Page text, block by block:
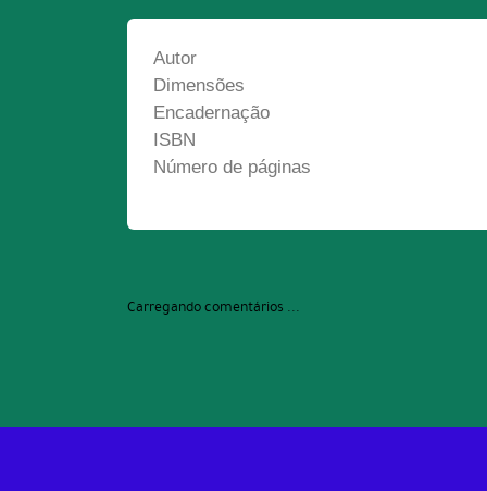
Autor
Dimensões
Encadernação
ISBN
Número de páginas
Carregando comentários ...